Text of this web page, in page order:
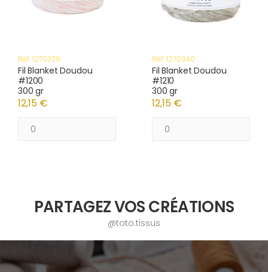
Réf: 1270339
Fil Blanket Doudou
#1200
300 gr
12,15 €
Réf: 1270340
Fil Blanket Doudou
#1210
300 gr
12,15 €
PARTAGEZ VOS CRÉATIONS
@toto.tissus